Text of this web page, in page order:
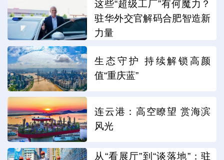
这些“超级工厂”有何魔力？
驻华外交官解码合肥智造新
力量
生态守护 持续解锁高颜
值“重庆蓝”
连云港：高空瞭望 赏海滨
风光
从“看展厅”到“谈落地”：驻